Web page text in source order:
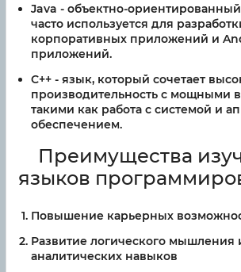
Java - объектно-
часто используется для
корпоративных приложений и
приложений.
C++ - язык, который сочетает
производительность с мощными
такими как работа с системой и
обеспечением.
Преимущества
языков
Повышение карьерных
Развитие логического мышления
аналитических навыков